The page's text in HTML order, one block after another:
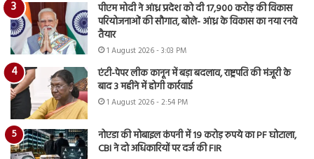
पीएम मोदी ने आंध्र प्रदेश को दी 17,900 करोड़ की विकास
परियोजनाओं की सौगात, बोले- आंध्र के विकास का नया रनवे
तैयार
1 August 2026 - 3:03 PM
एंटी-पेपर लीक कानून में बड़ा बदलाव, राष्ट्रपति की मंजूरी के
बाद 3 महीने में होगी कार्रवाई
1 August 2026 - 2:54 PM
नोएडा की मोबाइल कंपनी में 19 करोड़ रुपये का PF घोटाला,
CBI ने दो अधिकारियों पर दर्ज की FIR